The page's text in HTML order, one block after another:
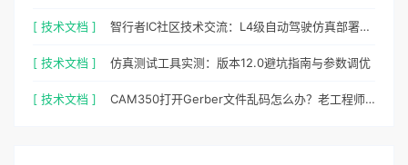
[ 技术文档 ] 智行者IC社区技术交流：L4级自动驾驶仿真部署实操指南
[ 技术文档 ] 仿真测试工具实测：版本12.0避坑指南与参数调优
[ 技术文档 ] CAM350打开Gerber文件乱码怎么办？老工程师实测避坑指南